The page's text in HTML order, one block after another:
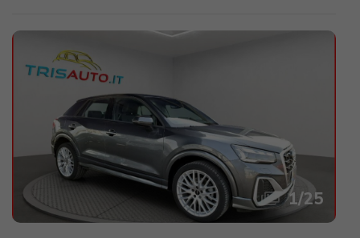
1/25